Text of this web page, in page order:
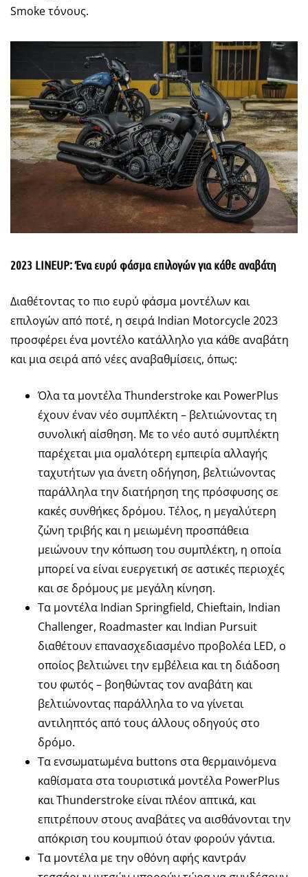
Smoke τόνους.
2023 LINEUP: Ένα ευρύ φάσμα επιλογών για κάθε αναβάτη
Διαθέτοντας το πιο ευρύ φάσμα μοντέλων και
επιλογών από ποτέ, η σειρά Indian Motorcycle 2023
προσφέρει ένα μοντέλο κατάλληλο για κάθε αναβάτη
και μια σειρά από νέες αναβαθμίσεις, όπως:
Όλα τα μοντέλα Thunderstroke και PowerPlus
έχουν έναν νέο συμπλέκτη – βελτιώνοντας τη
συνολική αίσθηση. Με το νέο αυτό συμπλέκτη
παρέχεται μια ομαλότερη εμπειρία αλλαγής
ταχυτήτων για άνετη οδήγηση, βελτιώνοντας
παράλληλα την διατήρηση της πρόσφυσης σε
κακές συνθήκες δρόμου. Τέλος, η μεγαλύτερη
ζώνη τριβής και η μειωμένη προσπάθεια
μειώνουν την κόπωση του συμπλέκτη, η οποία
μπορεί να είναι ευεργετική σε αστικές περιοχές
και σε δρόμους με μεγάλη κίνηση.
Τα μοντέλα Indian Springfield, Chieftain, Indian
Challenger, Roadmaster και Indian Pursuit
διαθέτουν επανασχεδιασμένο προβολέα LED, ο
οποίος βελτιώνει την εμβέλεια και τη διάδοση
του φωτός – βοηθώντας τον αναβάτη και
βελτιώνοντας παράλληλα το να γίνεται
αντιληπτός από τους άλλους οδηγούς στο
δρόμο.
Τα ενσωματωμένα buttons στα θερμαινόμενα
καθίσματα στα τουριστικά μοντέλα PowerPlus
και Thunderstroke είναι πλέον απτικά, και
επιτρέπουν στους αναβάτες να αισθάνονται την
απόκριση του κουμπιού όταν φορούν γάντια.
Τα μοντέλα με την οθόνη αφής καντράν